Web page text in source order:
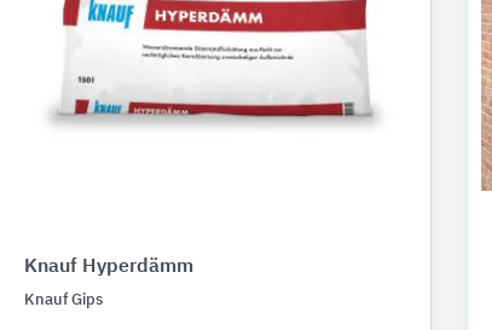
Knauf Hyperdämm
Knauf Gips